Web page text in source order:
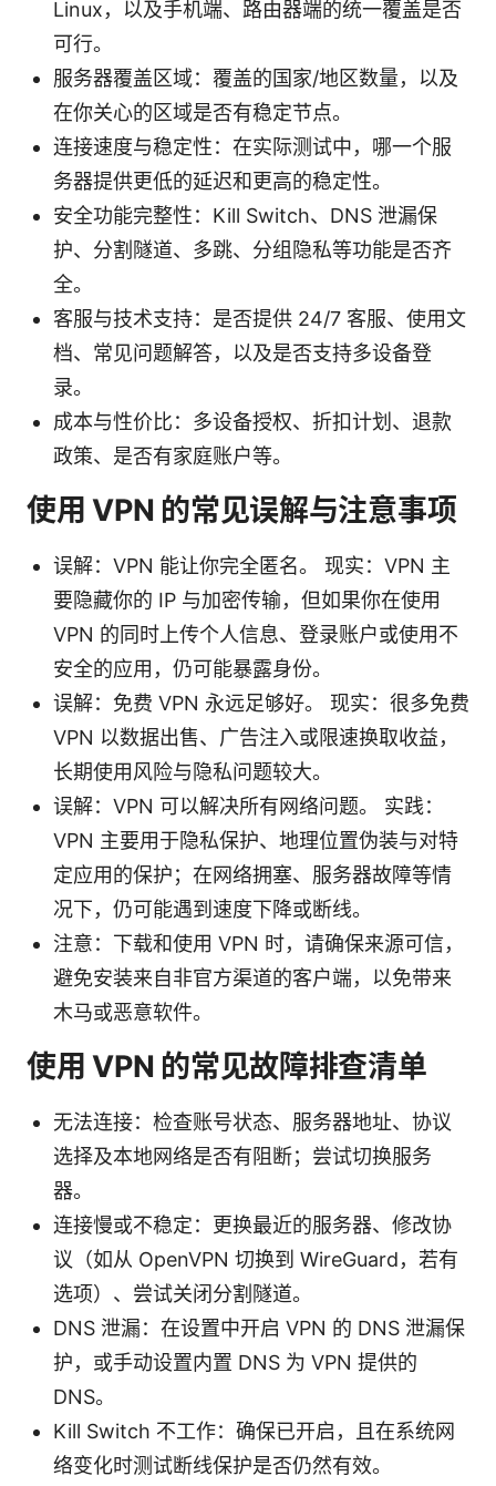
Linux，以及手机端、路由器端的统一覆盖是否
可行。
服务器覆盖区域：覆盖的国家/地区数量，以及
在你关心的区域是否有稳定节点。
连接速度与稳定性：在实际测试中，哪一个服
务器提供更低的延迟和更高的稳定性。
安全功能完整性：Kill Switch、DNS 泄漏保
护、分割隧道、多跳、分组隐私等功能是否齐
全。
客服与技术支持：是否提供 24/7 客服、使用文
档、常见问题解答，以及是否支持多设备登
录。
成本与性价比：多设备授权、折扣计划、退款
政策、是否有家庭账户等。
使用 VPN 的常见误解与注意事项
误解：VPN 能让你完全匿名。 现实：VPN 主
要隐藏你的 IP 与加密传输，但如果你在使用
VPN 的同时上传个人信息、登录账户或使用不
安全的应用，仍可能暴露身份。
误解：免费 VPN 永远足够好。 现实：很多免费
VPN 以数据出售、广告注入或限速换取收益，
长期使用风险与隐私问题较大。
误解：VPN 可以解决所有网络问题。 实践：
VPN 主要用于隐私保护、地理位置伪装与对特
定应用的保护；在网络拥塞、服务器故障等情
况下，仍可能遇到速度下降或断线。
注意：下载和使用 VPN 时，请确保来源可信，
避免安装来自非官方渠道的客户端，以免带来
木马或恶意软件。
使用 VPN 的常见故障排查清单
无法连接：检查账号状态、服务器地址、协议
选择及本地网络是否有阻断；尝试切换服务
器。
连接慢或不稳定：更换最近的服务器、修改协
议（如从 OpenVPN 切换到 WireGuard，若有
选项）、尝试关闭分割隧道。
DNS 泄漏：在设置中开启 VPN 的 DNS 泄漏保
护，或手动设置内置 DNS 为 VPN 提供的
DNS。
Kill Switch 不工作：确保已开启，且在系统网
络变化时测试断线保护是否仍然有效。